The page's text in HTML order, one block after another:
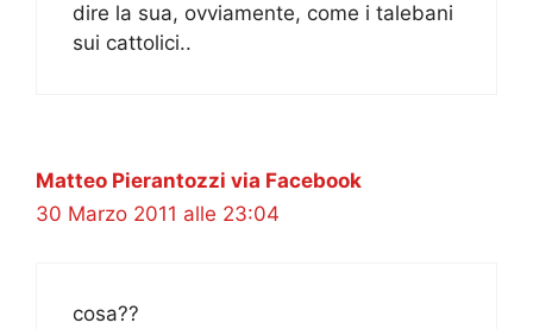
dire la sua, ovviamente, come i talebani
sui cattolici..
Matteo Pierantozzi via Facebook
30 Marzo 2011 alle 23:04
cosa??